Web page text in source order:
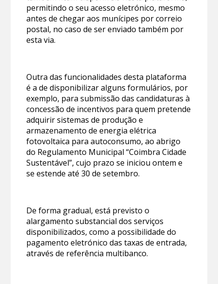
permitindo o seu acesso eletrónico, mesmo
antes de chegar aos munícipes por correio
postal, no caso de ser enviado também por
esta via.
Outra das funcionalidades desta plataforma
é a de disponibilizar alguns formulários, por
exemplo, para submissão das candidaturas à
concessão de incentivos para quem pretende
adquirir sistemas de produção e
armazenamento de energia elétrica
fotovoltaica para autoconsumo, ao abrigo
do Regulamento Municipal “Coimbra Cidade
Sustentável”, cujo prazo se iniciou ontem e
se estende até 30 de setembro.
De forma gradual, está previsto o
alargamento substancial dos serviços
disponibilizados, como a possibilidade do
pagamento eletrónico das taxas de entrada,
através de referência multibanco.